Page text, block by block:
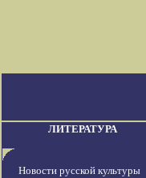
ЛИТЕРАТУРА
Новости русской культуры